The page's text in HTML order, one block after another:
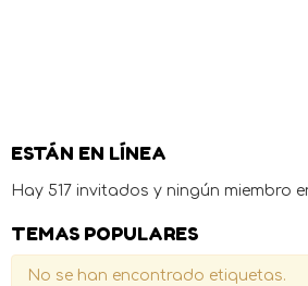
ESTÁN EN LÍNEA
Hay 517 invitados y ningún miembro
TEMAS POPULARES
No se han encontrado etiquetas.